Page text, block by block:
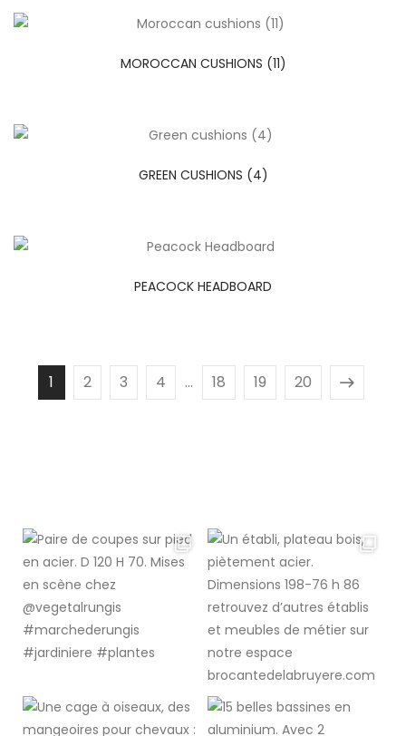
MOROCCAN CUSHIONS (11)
GREEN CUSHIONS (4)
PEACOCK HEADBOARD
1 2 3 4 … 18 19 20